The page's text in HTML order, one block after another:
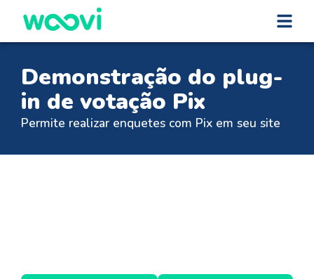
Demonstração do plug-
in de votação Pix
Permite realizar enquetes com Pix em seu site